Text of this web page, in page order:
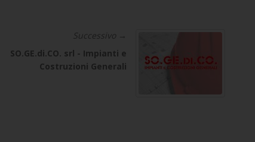
Successivo →
SO.GE.di.CO. srl - Impianti e
Costruzioni Generali